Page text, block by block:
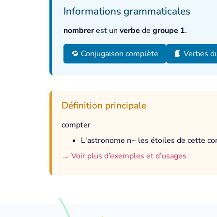
Informations grammaticales
nombrerest un verbe de groupe 1.
🔁 Conjugaison complète 📘 Verbes
Définition principale
compter
L'astronome n~ les étoiles de cette
→ Voir plus d’exemples et d’usages